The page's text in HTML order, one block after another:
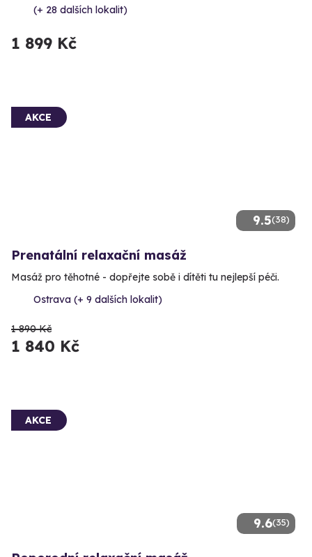
(+ 28 dalších lokalit)
1 899 Kč
9.5(38)
AKCE
Prenatální relaxační masáž
Masáž pro těhotné - dopřejte sobě i dítěti tu nejlepší péči.
Ostrava (+ 9 dalších lokalit)
1 890 Kč
1 840 Kč
9.6(35)
AKCE